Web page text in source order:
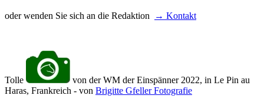
oder wenden Sie sich an die Redaktion → Kontakt
Tolle
von der WM der Einspänner 2022, in Le Pin au
Haras, Frankreich - von Brigitte Gfeller Fotografie